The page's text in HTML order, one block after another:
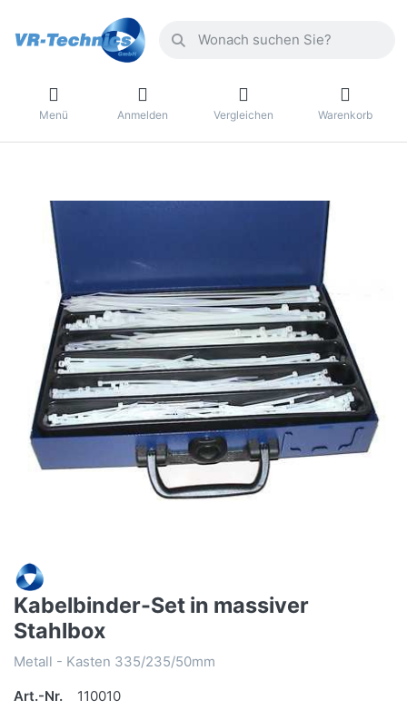
Menü Anmelden Vergleichen Warenkorb
Kabelbinder-Set in massiver
Stahlbox
Metall - Kasten 335/235/50mm
Art.-Nr.
110010